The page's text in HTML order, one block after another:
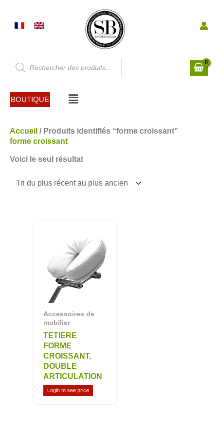
contenu
Recherche
de
produits
BOUTIQUE Menu
Accueil / Produits identifiés “forme croissant”
forme croissant
Voici le seul résultat
Accessoires de
mobilier
TETIERE
FORME
CROISSANT,
DOUBLE
ARTICULATION
Login to see price